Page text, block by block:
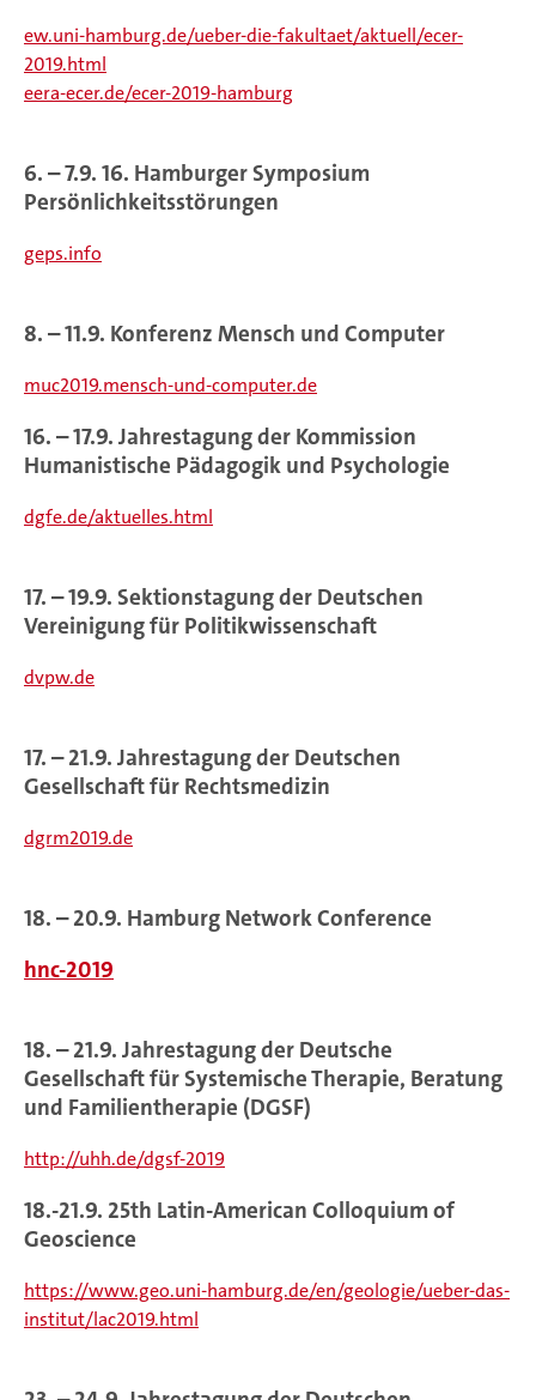
ew.uni-hamburg.de/ueber-die-fakultaet/aktuell/ecer-
2019.html
eera-ecer.de/ecer-2019-hamburg
6. – 7.9. 16. Hamburger Symposium
Persönlichkeitsstörungen
geps.info
8. – 11.9. Konferenz Mensch und Computer
muc2019.mensch-und-computer.de
16. – 17.9. Jahrestagung der Kommission
Humanistische Pädagogik und Psychologie
dgfe.de/aktuelles.html
17. – 19.9. Sektionstagung der Deutschen
Vereinigung für Politikwissenschaft
dvpw.de
17. – 21.9. Jahrestagung der Deutschen
Gesellschaft für Rechtsmedizin
dgrm2019.de
18. – 20.9. Hamburg Network Conference
hnc-2019
18. – 21.9. Jahrestagung der Deutsche
Gesellschaft für Systemische Therapie, Beratung
und Familientherapie (DGSF)
http://uhh.de/dgsf-2019
18.-21.9. 25th Latin-American Colloquium of
Geoscience
https://www.geo.uni-hamburg.de/en/geologie/ueber-das-
institut/lac2019.html